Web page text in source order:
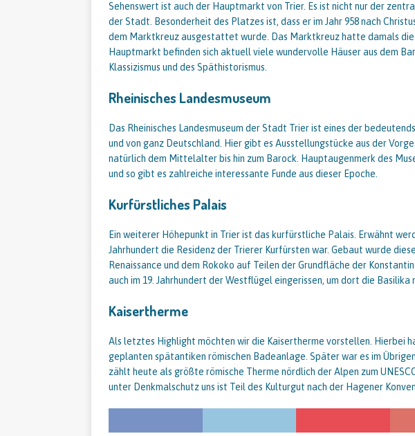
Sehenswert ist auch der Hauptmarkt von Trier. Es ist nicht nur der
der Stadt. Besonderheit des Platzes ist, dass er im Jahr 958 nach
dem Marktkreuz ausgestattet wurde. Das Marktkreuz hatte damals die
Hauptmarkt befinden sich aktuell viele wundervolle Häuser aus dem
Klassizismus und des Späthistorismus.
Rheinisches Landesmuseum
Das Rheinisches Landesmuseum der Stadt Trier ist eines der
und von ganz Deutschland. Hier gibt es Ausstellungstücke aus der
natürlich dem Mittelalter bis hin zum Barock. Hauptaugenmerk des
und so gibt es zahlreiche interessante Funde aus dieser Epoche.
Kurfürstliches Palais
Ein weiterer Höhepunkt in Trier ist das kurfürstliche Palais. Erwähnt
Jahrhundert die Residenz der Trierer Kurfürsten war. Gebaut wurde
Renaissance und dem Rokoko auf Teilen der Grundfläche der
auch im 19. Jahrhundert der Westflügel eingerissen, um dort die Basilika
Kaisertherme
Als letztes Highlight möchten wir die Kaisertherme vorstellen. Hierbei
geplanten spätantiken römischen Badeanlage. Später war es im
zählt heute als größte römische Therme nördlich der Alpen zum
unter Denkmalschutz uns ist Teil des Kulturgut nach der Hagener